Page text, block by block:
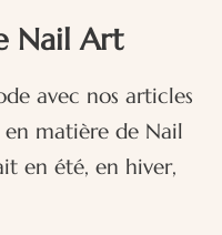
Nail Art
avec nos articles
en matière de Nail
en été, en hiver,